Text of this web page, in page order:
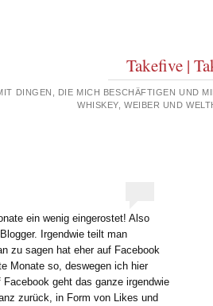
Takefive |
DINGEN, DIE MICH BESCHÄFTIGEN UND
WHISKEY, WEIBER UND
ein wenig eingerostet! Also
Irgendwie teilt man
zu sagen hat eher auf Facebook
Monate so, deswegen ich hier
geht das ganze irgendwie
zurück, in Form von Likes und